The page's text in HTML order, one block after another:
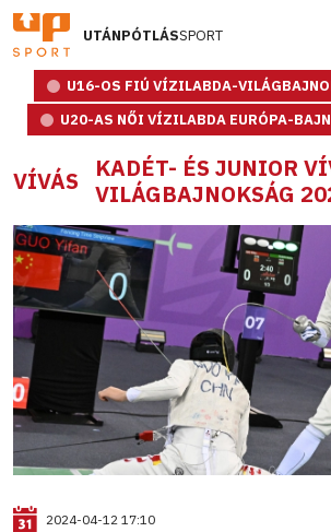
UTÁNPÓTLÁSSPORT
U16-OS FIÚ VÍZILABDA-
U20-AS NŐI VÍZILABDA EURÓPA-
VÍVÁS
KADÉT- ÉS JUNIOR
VILÁGBAJNOKSÁG
2024-04-12 17:10